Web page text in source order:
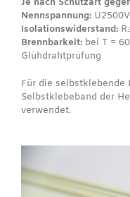
Je nach Schutzart
Nennspannung:
Isolationswiderstand:
Brennbarkeit: bei T =
Glühdrahtprüfung
Für die selbstklebende
Selbstklebeband der
verwendet.